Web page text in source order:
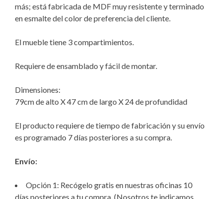
más; está fabricada de MDF muy resistente y terminado
en esmalte del color de preferencia del cliente.
El mueble tiene 3 compartimientos.
Requiere de ensamblado y fácil de montar.
Dimensiones:
79cm de alto X 47 cm de largo X 24 de profundidad
El producto requiere de tiempo de fabricación y su envío
es programado 7 días posteriores a su compra.
Envío:
Opción 1: Recógelo gratis en nuestras oficinas 10
días posteriores a tu compra. (Nosotros te indicamos